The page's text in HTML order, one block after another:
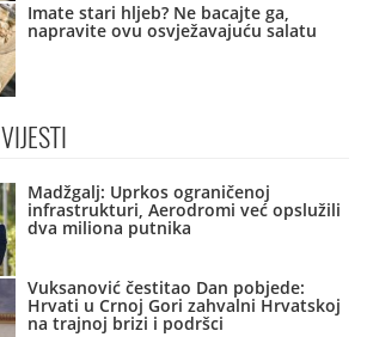
Imate stari hljeb? Ne bacajte ga,
napravite ovu osvježavajuću salatu
VIJESTI
Madžgalj: Uprkos ograničenoj
infrastrukturi, Aerodromi već opslužili
dva miliona putnika
Vuksanović čestitao Dan pobjede:
Hrvati u Crnoj Gori zahvalni Hrvatskoj
na trajnoj brizi i podršci